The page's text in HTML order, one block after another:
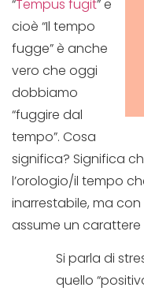
“Tempus fugit” e
cioè “Il tempo
fugge” è anche
vero che oggi
dobbiamo
“fuggire dal
tempo”. Cosa
significa? Significa
l’orologio/il tempo
inarrestabile, ma
assume un
Si parla di
quello